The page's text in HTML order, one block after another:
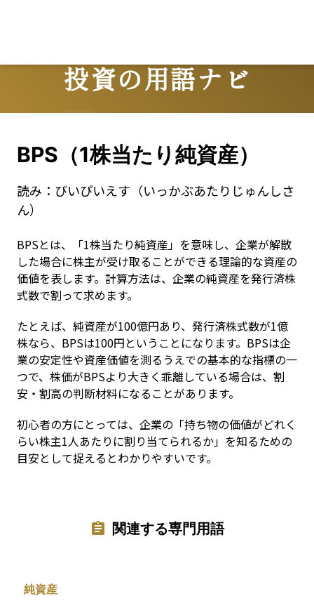
投資の用語ナビ
Terms
BPS（1株当たり純資産）
読み： びいぴいえす（いっかぶあたりじゅんしさ
ん）
BPSとは、「1株当たり純資産」を意味し、企業が解散
した場合に株主が受け取ることができる理論的な資産の
価値を表します。計算方法は、企業の純資産を発行済株
式数で割って求めます。
たとえば、純資産が100億円あり、発行済株式数が1億
株なら、BPSは100円ということになります。BPSは企
業の安定性や資産価値を測るうえでの基本的な指標の一
つで、株価がBPSより大きく乖離している場合は、割
安・割高の判断材料になることがあります。
初心者の方にとっては、企業の「持ち物の価値がどれく
らい株主1人あたりに割り当てられるか」を知るための
目安として捉えるとわかりやすいです。
関連する専門用語
純資産